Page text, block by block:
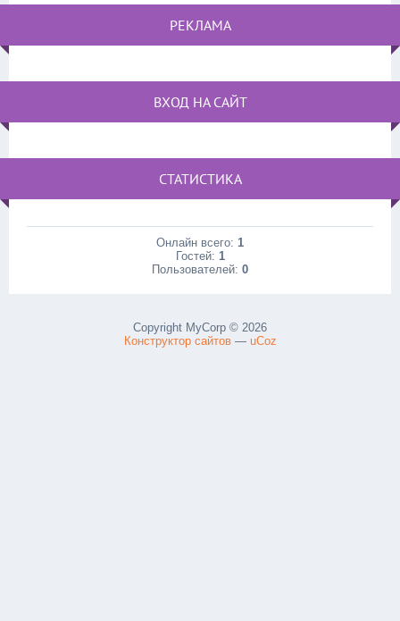
РЕКЛАМА
ВХОД НА САЙТ
СТАТИСТИКА
Онлайн всего: 1
Гостей: 1
Пользователей: 0
Copyright MyCorp © 2026
Конструктор сайтов— uCoz